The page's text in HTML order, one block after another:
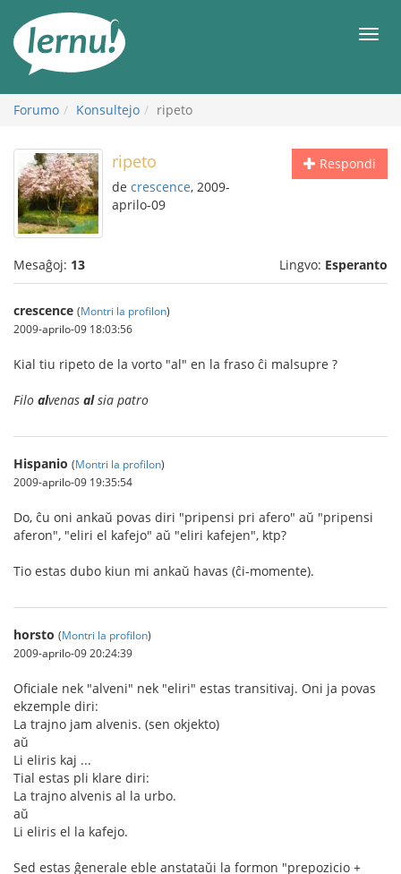
enhavo
Forumo Konsultejo ripeto
Respondi
ripeto
de crescence, 2009-
aprilo-09
Mesaĝoj: 13 Lingvo: Esperanto
crescence (Montri la profilon)
2009-aprilo-09 18:03:56
Kial tiu ripeto de la vorto "al" en la fraso ĉi malsupre ?
Filo alvenas alsia patro
Hispanio (Montri la profilon)
2009-aprilo-09 19:35:54
Do, ĉu oni ankaŭ povas diri "pripensi pri afero" aŭ "pripensi
aferon", "eliri el kafejo" aŭ "eliri kafejen", ktp?
Tio estas dubo kiun mi ankaŭ havas (ĉi-momente).
horsto (Montri la profilon)
2009-aprilo-09 20:24:39
Oficiale nek "alveni" nek "eliri" estas transitivaj. Oni ja povas
ekzemple diri:
La trajno jam alvenis. (sen okjekto)
aŭ
Li eliris kaj ...
Tial estas pli klare diri:
La trajno alvenis al la urbo.
aŭ
Li eliris el la kafejo.
Sed estas ĝenerale eble anstataŭi la formon "prepozicio +